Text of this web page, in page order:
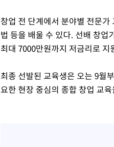
창업 전 단계에서 분야별 전문
법 등을 배울 수 있다. 선배 창업
최대 7000만원까지 저금리로 지
최종 선발된 교육생은 오는 9월
요한 현장 중심의 종합 창업 교